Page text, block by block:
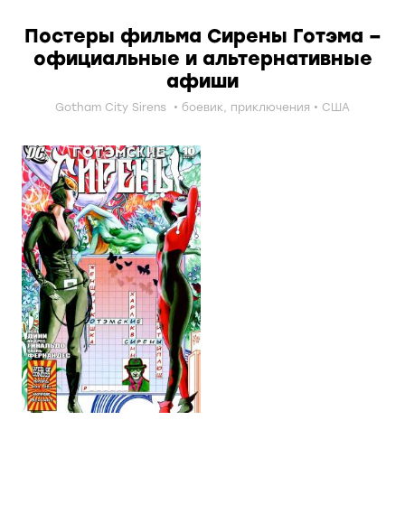
Постеры фильма Сирены Готэма –
официальные и альтернативные
афиши
Gotham City Sirens боевик, приключения США